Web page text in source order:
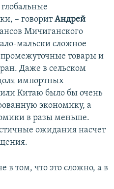
– говоритАндрей
Мичиганского
мальски сложное
промежуточные товары и
Даже в сельском
импортных
Китаю было бы очень
экономику, а
в разы меньше.
ожидания насчет
в том, что это сложно, а в